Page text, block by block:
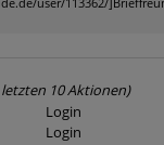
10 Aktionen)
Login
Login